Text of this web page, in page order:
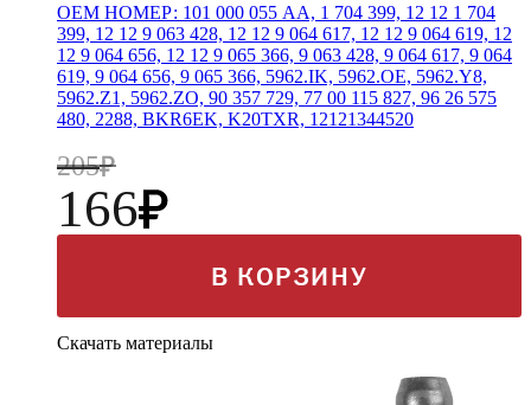
OEM НОМЕР: 101 000 055 AA, 1 704 399, 12 12 1 704
399, 12 12 9 063 428, 12 12 9 064 617, 12 12 9 064 619, 12
12 9 064 656, 12 12 9 065 366, 9 063 428, 9 064 617, 9 064
619, 9 064 656, 9 065 366, 5962.IK, 5962.OE, 5962.Y8,
5962.Z1, 5962.ZO, 90 357 729, 77 00 115 827, 96 26 575
480, 2288, BKR6EK, K20TXR, 12121344520
205
166
В КОРЗИНУ
Скачать материалы